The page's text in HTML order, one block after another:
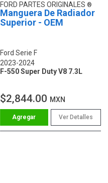
FORD PARTES ORIGINALES
Manguera De Radiador
Superior - OEM
Ford Serie F
2023-2024
F-550 Super Duty V8 7.3L
$2,844.00 MXN
Ver Detalles